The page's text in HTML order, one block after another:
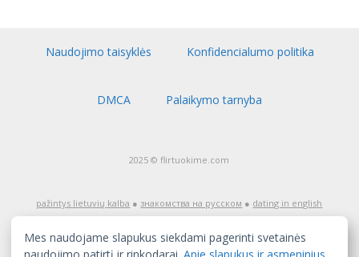
Naudojimo taisyklės Konfidencialumo politika
DMCA Palaikymo tarnyba
2025 © flirtuokime.com
pažintys lietuvių kalba ● знакомства на русском ● dating in english
18 metų amžiaus. Jeigu jūs dar nesate pasiekę pilnametystės,
nedelsiant išeikite iš šio tinklapio! Tinklapio turinys, įskaitant tai, ką
skelbia užregistruoti naudotojai, yra skirtas tik pažintims, ir jį gali
Mes naudojame slapukus siekdami pagerinti svetainės